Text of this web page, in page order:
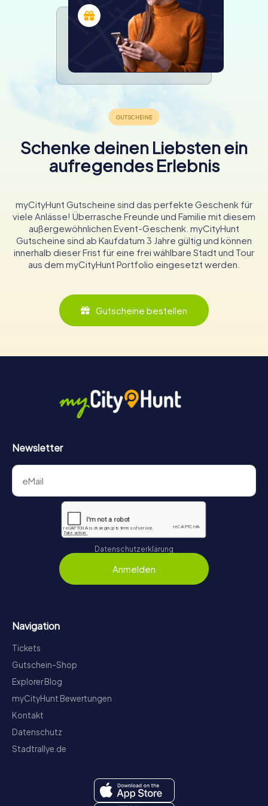
Schenke deinen Liebsten ein
aufregendes Erlebnis
myCityHunt Gutscheine sind das perfekte Geschenk für
viele Anlässe! Überrasche Freunde und Familie mit diesem
außergewöhnlichen Event-Geschenk. myCityHunt
Gutscheine sind ab Kaufdatum 3 Jahre gültig und können
innerhalb dieser Frist für eine frei wählbare Stadt und Tour
aus dem myCityHunt Portfolio eingesetzt werden.
Gutscheine bestellen
Newsletter
Datenschutzerklärung
Anmelden
Navigation
Tickets
Gutschein-Shop
Explorer Blog
myCityHunt Bewertungen
Kontakt
Datenschutz
Stadtrallye.de